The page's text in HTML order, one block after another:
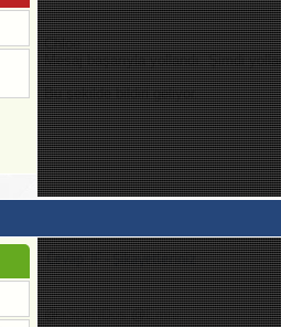
Chloe
Mesaj başarıyla yollandı. Şimdi
Bu şekilde bildiri geliyor.
Cevap: IF - Şikayetleriniz
@aSpeNDos@Emre